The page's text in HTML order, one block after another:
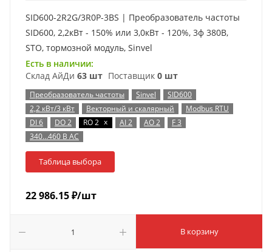
SID600-2R2G/3R0P-3BS | Преобразователь частоты
SID600, 2,2кВт - 150% или 3,0кВт - 120%, 3ф 380В,
STO, тормозной модуль, Sinvel
Есть в наличии:
Склад АйДи 63 шт Поставщик 0 шт
Преобразователь частоты Sinvel
SID600
2,2 кВт/3 кВт
Векторный и скалярный
Modbus RTU
DI 6
DO 2 RO 2 x AI 2 AO 2
F 3
340…460 В AC
Таблица выбора
22 986.15₽/шт
В корзину